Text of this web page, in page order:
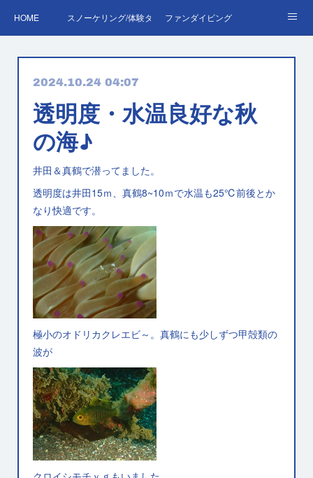
HOME スノーケリング/体験ダイビングファンダイビング
ダイビング・スキルアップレッスン｜プールで安心練習
AOW
プロへの第一歩！ダイブマスターご予約・お問い合わせ
2024.10.24 04:07
透明度・水温良好な秋
の海♪
井田＆真鶴で潜ってました。
透明度は井田15ｍ、真鶴8~10ｍで水温も25℃前後とか
なり快適です。
極小のオドリカクレエビ～。真鶴にも少しずつ甲殻類の
波が